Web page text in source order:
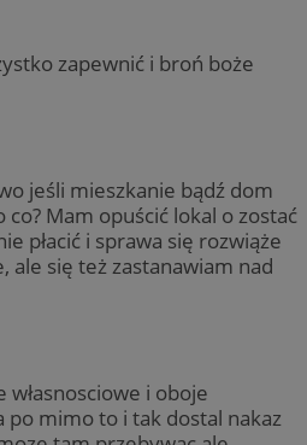
zapewnić i broń boże
jeśli mieszkanie bądź dom
Mam opuścić lokal o zostać
płacić i sprawa się rozwiąże
ale się też zastanawiam nad
i oboje
po mimo to i tak dostal nakaz